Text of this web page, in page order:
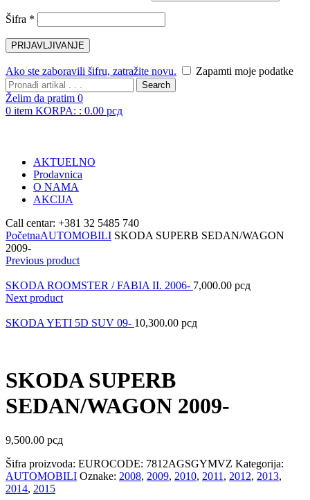
Šifra *
Ako ste zaboravili šifru, zatražite novu. Zapamti moje podatke
Search
Želim da pratim 0
0 item KORPA: : 0.00 рсд
AKTUELNO
Prodavnica
O NAMA
AKCIJA
Call centar: +381 32 5485 740
PočetnaAUTOMOBILI SKODA SUPERB SEDAN/WAGON
2009-
Previous product
SKODA ROOMSTER / FABIA II. 2006- 7,000.00 рсд
Next product
SKODA YETI 5D SUV 09- 10,300.00 рсд
SKODA SUPERB
SEDAN/WAGON 2009-
9,500.00 рсд
Šifra proizvoda: EUROCODE: 7812AGSGYMVZ Kategorija:
AUTOMOBILI Oznake: 2008, 2009, 2010, 2011 , 2012, 2013,
2014, 2015